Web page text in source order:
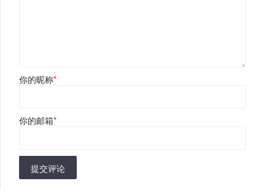
你的昵称*
你的邮箱*
提交评论